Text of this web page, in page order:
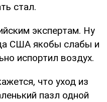
стал.
экспертам. Ну
США якобы слабы и
испортил воздух.
что уход из
пазл одной